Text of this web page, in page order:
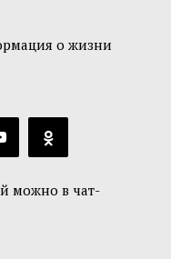
о жизни
можно в чат-